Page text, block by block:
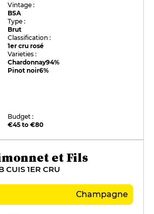
Vintage :
BSA
Type :
Brut
Classification :
1er cru rosé
Varieties :
Chardonnay94%
Pinot noir6%
Budget :
€45 to €80
et Fils
CUIS 1ER CRU
Champagne